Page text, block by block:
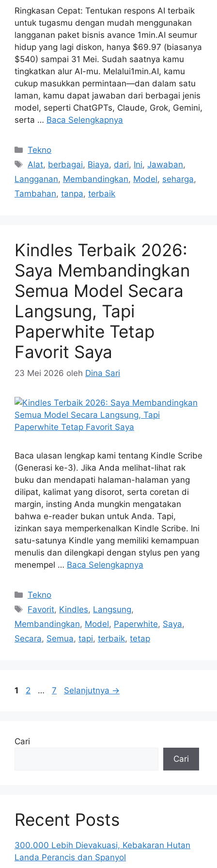
Ringkasan Cepat: Tentukan respons AI terbaik
untuk tugasmu dengan mudah menggunakan
langganan paket bisnis avance 1min.AI seumur
hidup yang lagi diskon, hanya $69.97 (biasanya
$540) sampai 31 Mei. Sudah saatnya kamu
tingkatkan alur AI-mu. Melalui1min.AI, kamu
cukup masukkan permintaan—dan dalam satu
laman, kamu dapat jawaban dari berbagai jenis
model, seperti ChatGPTs, Claude, Grok, Gemini,
serta … Baca Selengkapnya
Kategori
Tekno
Tag
Alat, berbagai, Biaya, dari, Ini,Jawaban,
Langganan, Membandingkan, Model, seharga,
Tambahan, tanpa, terbaik
Kindles Terbaik 2026:
Saya Membandingkan
Semua Model Secara
Langsung, Tapi
Paperwhite Tetap
Favorit Saya
23 Mei 2026 oleh Dina Sari
Baca ulasan lengkap kami tentang Kindle Scribe
(Generasi ke-3). Jika Anda melihat-lihat rak
buku dan mendapati halaman-halaman yang
dilipat, kalimat yang disorot, serta coretan di
margin, insting Anda mungkin mengatakan
bahwa e-reader bukan untuk Anda. Tapi,
izinkan saya memperkenalkan Kindle Scribe. Ini
satu-satunya Kindle yang memiliki kemampuan
menulis dan dilengkapi dengan stylus pen yang
menempel … Baca Selengkapnya
Kategori
Tekno
Tag
Favorit, Kindles, Langsung,
Membandingkan, Model, Paperwhite, Saya,
Secara, Semua, tapi, terbaik, tetap
Halaman
1 Halaman
2 … Halaman
7 Selanjutnya →
Cari
Cari
Recent Posts
300.000 Lebih Dievakuasi, Kebakaran Hutan
Landa Perancis dan Spanyol